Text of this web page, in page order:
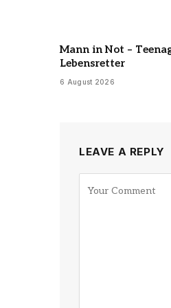
Mann in Not –
Lebensretter
6 August 2026
LEAVE A REPLY